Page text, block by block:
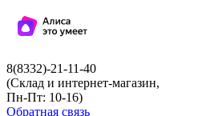
8(8332)-21-11-40
(Склад и интернет-магазин,
Пн-Пт: 10-16)
Обратная связь